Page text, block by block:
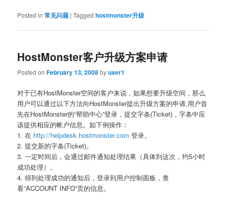
Posted in 常见问题 |Tagged hostmonster升级
HostMonster客户升级方案申请
Posted onFebruary 13, 2008byuser1
对于已有HostMonster空间的客户来说，如果想要升级空间，那么
用户可以通过以下方法向HostMonster提出升级方案的申请,用户首
先在HostMonster的“帮助中心”登录，提交字条(Ticket)，字条中应
该提供相应的帐户信息。如下例操作：
1. 在 http://helpdesk.hostmonster.com 登录。
2. 提交新的字条(Ticket)。
3. 一定时间后，会通过邮件通知处理结果（具体到这次，约5小时
成功处理）。
4. 得到处理成功的通知后，登录到用户控制面板，查
看“ACCOUNT INFO”页的信息。